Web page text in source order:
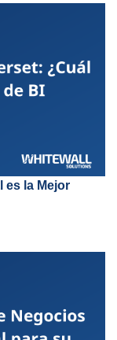
es la Mejor